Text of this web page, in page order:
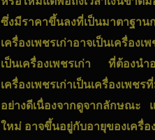
ซึ่งมีราคาขึ้นลงที่เป็นมาตาฐาน
เครื่องเพชรเก่าอาจเป็นเครื่อ
เป็นเครื่องเพชรเก่า ที่ต้องนำ
เครื่องเพชรเก่าเป็นเครื่องเพ
อย่างดีเนื่องจากดูจากลักษณะ
ใหม่ อาจขึ้นอยู่กับอายุของเครื่